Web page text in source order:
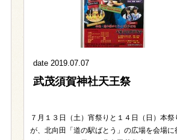
date 2019.07.07
武茂須賀神社天王祭
７月１３日（土）宵祭りと１４日（日）本祭
が、北向田「道の駅ばとう」の広場を会場に